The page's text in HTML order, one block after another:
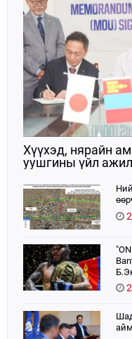
Хүүхэд, нярайн
уушгины үйл